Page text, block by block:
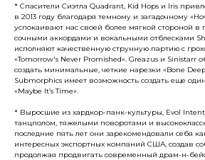
* Спасители Сиэтла Quadrant, Kid Hops и Iris
в 2013 году благодаря темному и загадочному
успокаивают нас своей более мягкой стороной в
сочными аккордами и вокальными отблесками
исполняют качественную струнную партию с
«Tomorrow's Never Promished». Greazus и Sinistarr
создать минимальные, четкие нарезки «Bone
Submorphics имеет возможность создать еще
«Maybe It’s Time».
* Выросшие из хардкор-панк-культуры, Evol
танцполом, тяжелыми поворотами и
последние пять лет они зарекомендовали себя
интересных экспортных компаний США, создав
продолжая продвигать современный драм-н-